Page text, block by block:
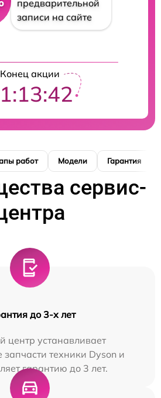
предварительной
записи на сайте
Конец акции
работ Модели Гарантия
сервис-
до 3-х лет
центр устанавливает
техники Dyson и
гарантию до 3 лет.